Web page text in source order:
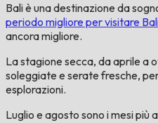
Bali è una destinazione da
periodo migliore per visitare
ancora migliore.
La stagione secca, da aprile a
soleggiate e serate fresche,
esplorazioni.
Luglio e agosto sono i mesi più